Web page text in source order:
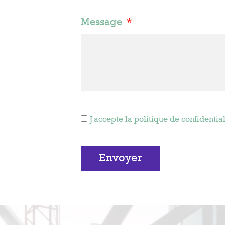
Message
J'accepte la politique de
Envoyer